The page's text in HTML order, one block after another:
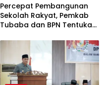
Percepat Pembangunan
Sekolah Rakyat, Pemkab
Tubaba dan BPN Tentukan